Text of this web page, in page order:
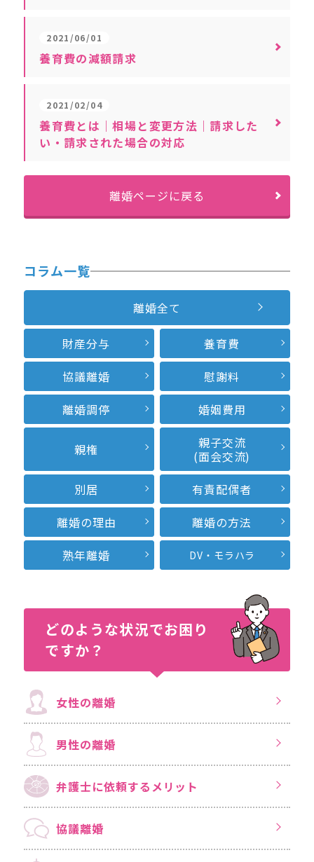
2021/06/01
養育費の減額請求
2021/02/04
養育費とは｜相場と変更方法｜請求した
い・請求された場合の対応
離婚ページに戻る
コラム一覧
離婚全て
財産分与
養育費
協議離婚
慰謝料
離婚調停
婚姻費用
親権
親子交流
(面会交流)
別居
有責配偶者
離婚の理由
離婚の方法
熟年離婚
DV・モラハラ
どのような状況でお困り
ですか？
女性の離婚
男性の離婚
弁護士に依頼するメリット
協議離婚